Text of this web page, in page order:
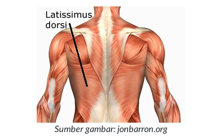
Sumber gambar: jonbarron.org